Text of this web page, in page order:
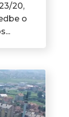
20,
o